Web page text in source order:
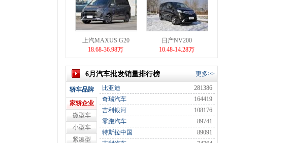
上汽MAXUS G20
18.68-36.98万
日产NV200
10.48-14.28万
6月汽车批发销量排行榜 更多>>
轿车品牌
家轿企业
微型车
小型车
紧凑型
比亚迪
281386
奇瑞汽车
164419
吉利银河
108176
零跑汽车
89741
特斯拉中国
89091